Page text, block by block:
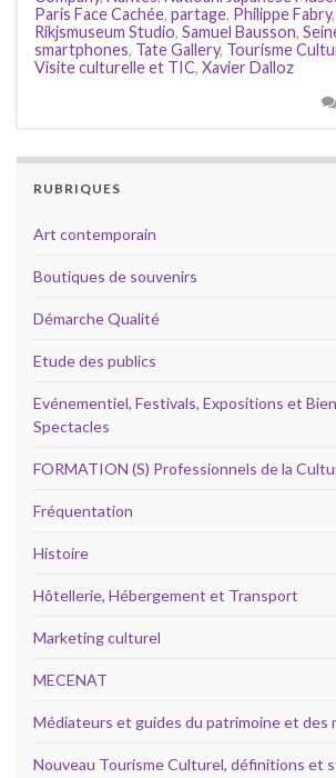
Paris Face Cachée, partage, Philippe Fabry,
Rikjsmuseum Studio, Samuel Bausson,
smartphones, Tate Gallery, Tourisme
Visite culturelle et TIC, Xavier Dalloz
RUBRIQUES
Art contemporain
Boutiques de souvenirs
Démarche Qualité
Etude des publics
Evénementiel, Festivals, Expositions et
Spectacles
FORMATION (S) Professionnels de la
Fréquentation
Histoire
Hôtellerie, Hébergement et Transport
Marketing culturel
MECENAT
Médiateurs et guides du patrimoine et des
Nouveau Tourisme Culturel, définitions et